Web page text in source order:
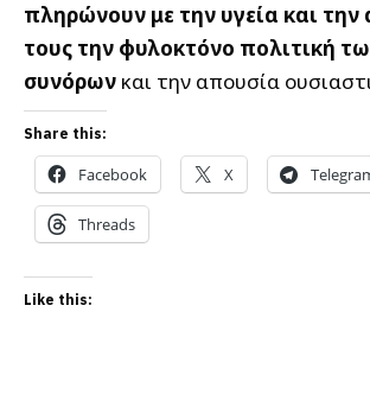
πληρώνουν με την υγεία και την
τους την φυλοκτόνο πολιτική
συνόρων και την απουσία
Share this:
Facebook X
Threads
Like this: